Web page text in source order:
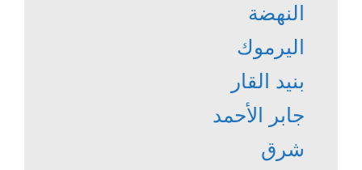
النهضة
اليرموك
بنيد القار
جابر الأحمد
شرق